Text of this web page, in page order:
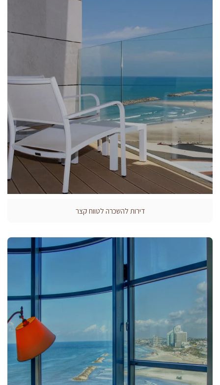
דירות להשכרה לטווח קצר